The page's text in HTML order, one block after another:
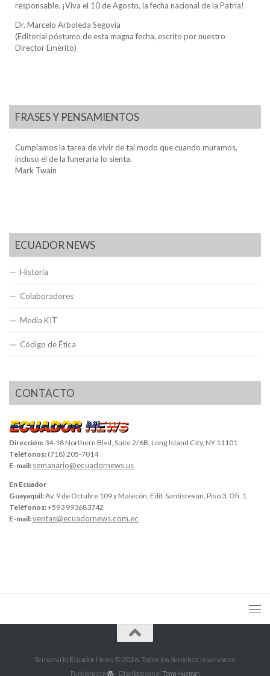
responsable. ¡Viva el 10 de Agosto, la fecha nacional de la Patria!
Dr. Marcelo Arboleda Segovia
(Editorial póstumo de esta magna fecha, escrito por nuestro
Director Emérito)
FRASES Y PENSAMIENTOS
Cumplamos la tarea de vivir de tal modo que cuando muramos,
incluso el de la funeraria lo sienta.
Mark Twain
ECUADOR NEWS
Historia
Colaboradores
Media KIT
Código de Ética
CONTACTO
Dirección: 34-18 Northern Blvd, Suite 2/6B, Long Island City, NY 11101
Teléfonos: (718) 205-7014
E-mail: semanario@ecuadornews.us
En Ecuador
Guayaquil:Av. 9 de Octubre 109 y Malecón, Edif. Santistevan, Piso 3, Ofi. 1
Teléfonos:+593 993683742
E-mail:ventas@ecuadornews.com.ec
Semanario Ecuador News © 2026. Todos los derechos reservados.
Funciona con - Diseñado con el Tema Hueman